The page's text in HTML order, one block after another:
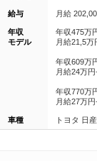
給与 月給
年収
モデル
年収475万
月給21,5
年収609万
月給24万
年収770万
月給27万
車種 トヨタ 日